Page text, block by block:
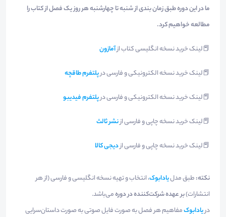
​ما در این دوره طبق زمان بندی از شنبه تا چهارشنبه هر روز یک فصل از کتاب را
مطالعه خواهیم کرد.
📕لینک خرید نسخه انگلیسی کتاب ازآمازون
📕لینک خرید نسخه الکترونیکی و فارسی درپلتفرم طاقچه
📕لینک خرید نسخه الکترونیکی و فارسی درپلتفرم فیدیبو
📕لینک خرید نسخه چاپی و فارسی ازنشر ثالث
📕لینک خرید نسخه چاپی و فارسی ازدیجی کالا
نکته:طبق مدلیادابوک، انتخاب و تهیه نسخه انگلیسی و فارسی (از هر
انتشارات)بر عهده شرکت‌‌کننده در دورهمی‌باشد.
دریادابوکمفاهیم هر فصل به صورت فایل صوتی به صورت داستان‌سرایی